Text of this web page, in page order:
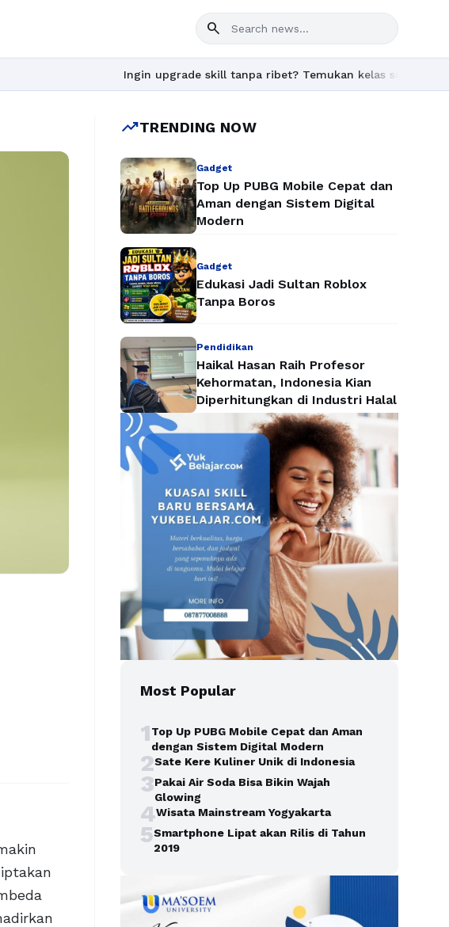
search
Ingin upgrade skill tanpa ribet? Temukan kelas seru dan materi
trending_upTRENDING NOW
Gadget
Top Up PUBG Mobile Cepat dan
Aman dengan Sistem Digital
Modern
Gadget
Edukasi Jadi Sultan Roblox
Tanpa Boros
Pendidikan
Haikal Hasan Raih Profesor
Kehormatan, Indonesia Kian
Diperhitungkan di Industri Halal
Most Popular
1Top Up PUBG Mobile Cepat dan Aman
dengan Sistem Digital Modern
2Sate Kere Kuliner Unik di Indonesia
3Pakai Air Soda Bisa Bikin Wajah
Glowing
4Wisata Mainstream Yogyakarta
5Smartphone Lipat akan Rilis di Tahun
2019